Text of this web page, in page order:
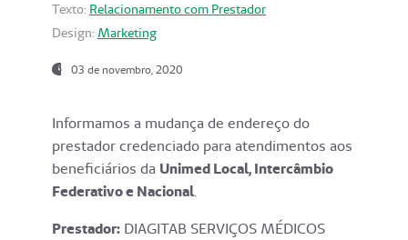
Texto: Relacionamento com Prestador
Design: Marketing
03 de novembro, 2020
Informamos a mudança de endereço do
prestador credenciado para atendimentos aos
beneficiários da Unimed Local, Intercâmbio
Federativo e Nacional.
Prestador: DIAGITAB SERVIÇOS MÉDICOS